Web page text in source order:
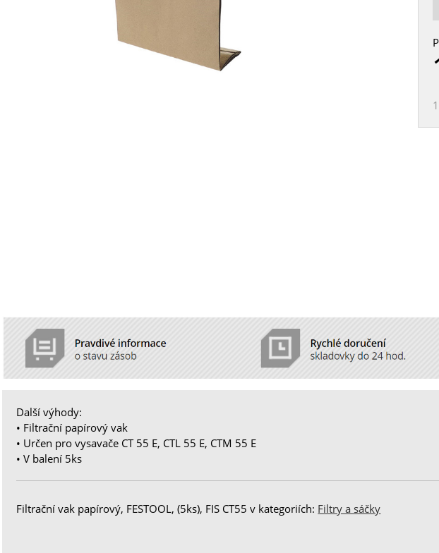
Další výhody:
• Filtrační papírový vak
• Určen pro vysavače CT 55 E, CTL 55 E, CTM 55 E
• V balení 5ks
Filtrační vak papírový, FESTOOL, (5ks), FIS CT55 v kategoriích: Filtry a sáčky